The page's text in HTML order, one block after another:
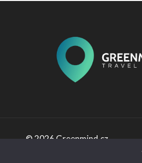
© 2026 Greenmind.cz